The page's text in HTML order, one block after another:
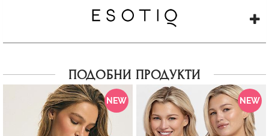
ПОДОБНИ ПРОДУКТИ
NEW NEW